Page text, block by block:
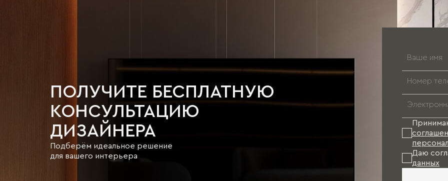
ПОЛУЧИТЕ БЕСПЛАТНУЮ
КОНСУЛЬТАЦИЮ
ДИЗАЙНЕРА
Подберём идеальное решение
для вашего интерьера
Даю
данных